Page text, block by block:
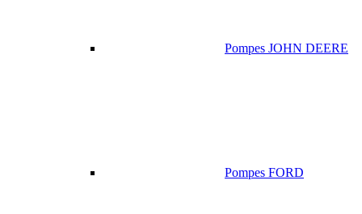
Pompes JOHN DEERE
Pompes FORD